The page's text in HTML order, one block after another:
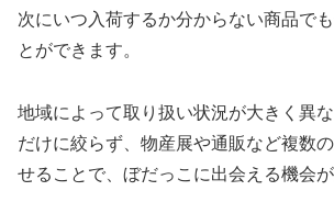
次にいつ入荷するか分からない商品で
とができます。
地域によって取り扱い状況が大きく異
だけに絞らず、物産展や通販など複数
せることで、ぼだっこに出会える機会が